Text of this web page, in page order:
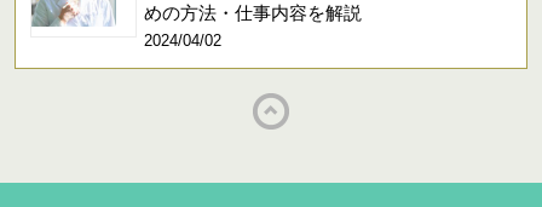
めの方法・仕事内容を解説
2024/04/02